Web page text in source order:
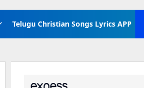
Telugu Christian Songs Lyrics APP